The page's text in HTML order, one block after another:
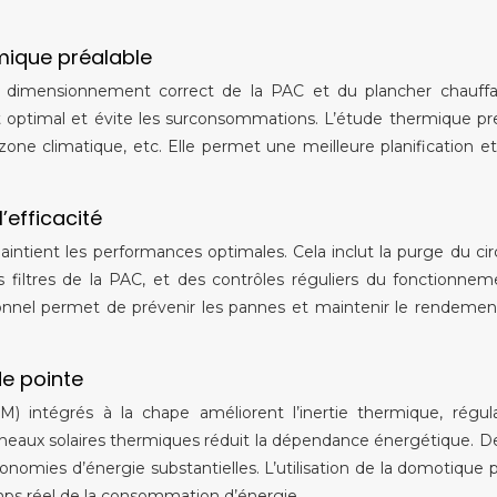
préalable
correct de la PAC et du plancher
et évite les surconsommations. L’étude thermique
climatique, etc. Elle permet une meilleure planification
les performances optimales. Cela inclut la purge du
filtres de la PAC, et des contrôles réguliers du
permet de prévenir les pannes et maintenir le
pointe
intégrés à la chape améliorent l’inertie thermique,
solaires thermiques réduit la dépendance énergétique.
d’énergie substantielles. L’utilisation de la domotique